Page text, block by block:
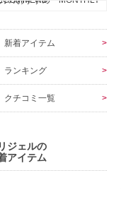
新着アイテム
ランキング
クチコミ一覧
ジェルの
アイテム